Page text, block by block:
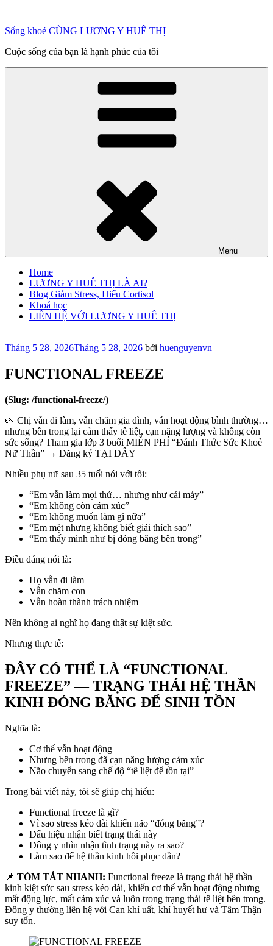
phần
dung
Sống khoẻ CÙNG LƯƠNG Y HUÊ THỊ
Cuộc sống của bạn là hạnh phúc của tôi
Menu
Home
LƯƠNG Y HUÊ THỊ LÀ AI?
Blog Giảm Stress, Hiểu Cortisol
Khoá học
LIÊN HỆ VỚI LƯƠNG Y HUÊ THỊ
Đăng
Tháng 5 28, 2026Tháng 5 28, 2026 bởi huenguyenvn
FUNCTIONAL FREEZE
(Slug: /functional-freeze/)
🌿 Chị vẫn đi làm, vẫn chăm gia đình, vẫn hoạt động bình thường…
nhưng bên trong lại cảm thấy tê liệt, cạn năng lượng và không còn
sức sống? Tham gia lớp 3 buổi MIỄN PHÍ “Đánh Thức Sức Khoẻ
Nữ Thần” → Đăng ký TẠI ĐÂY
Nhiều phụ nữ sau 35 tuổi nói với tôi:
“Em vẫn làm mọi thứ… nhưng như cái máy”
“Em không còn cảm xúc”
“Em không muốn làm gì nữa”
“Em mệt nhưng không biết giải thích sao”
“Em thấy mình như bị đóng băng bên trong”
Điều đáng nói là:
Họ vẫn đi làm
Vẫn chăm con
Vẫn hoàn thành trách nhiệm
Nên không ai nghĩ họ đang thật sự kiệt sức.
Nhưng thực tế:
ĐÂY CÓ THỂ LÀ “FUNCTIONAL
FREEZE” — TRẠNG THÁI HỆ THẦN
KINH ĐÓNG BĂNG ĐỂ SINH TỒN
Nghĩa là:
Cơ thể vẫn hoạt động
Nhưng bên trong đã cạn năng lượng cảm xúc
Não chuyển sang chế độ “tê liệt để tồn tại”
Trong bài viết này, tôi sẽ giúp chị hiểu:
Functional freeze là gì?
Vì sao stress kéo dài khiến não “đóng băng”?
Dấu hiệu nhận biết trạng thái này
Đông y nhìn nhận tình trạng này ra sao?
Làm sao để hệ thần kinh hồi phục dần?
📌 TÓM TẮT NHANH: Functional freeze là trạng thái hệ thần
kinh kiệt sức sau stress kéo dài, khiến cơ thể vẫn hoạt động nhưng
mất động lực, mất cảm xúc và luôn trong trạng thái tê liệt bên trong.
Đông y thường liên hệ với Can khí uất, khí huyết hư và Tâm Thận
suy tổn.